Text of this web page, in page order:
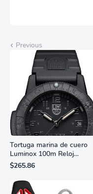
Previous
Tortuga marina de cuero
Luminox 100m Reloj
analógico de cuarzo
resistente al agua
$265.86